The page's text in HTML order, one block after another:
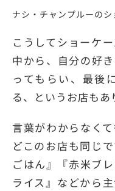
ナシ・チャンプルーのシ
こうしてショーケ
中から、自分の好
ってもらい、最後
る、というお店もあ
言葉がわからなく
どこのお店も同じ
ごはん』『赤米ブ
ライス』などから